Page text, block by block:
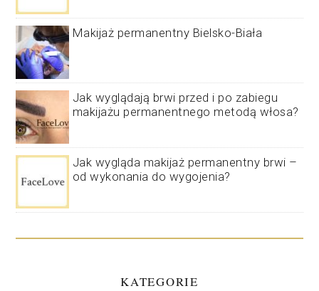
Makijaż permanentny Bielsko-Biała
Jak wyglądają brwi przed i po zabiegu
makijażu permanentnego metodą włosa?
Jak wygląda makijaż permanentny brwi –
od wykonania do wygojenia?
KATEGORIE